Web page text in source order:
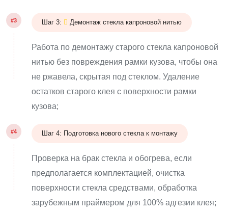
#3 Шаг 3: Демонтаж стекла капроновой нитью
Работа по демонтажу старого стекла капроновой
нитью без повреждения рамки кузова, чтобы она
не ржавела, скрытая под стеклом. Удаление
остатков старого клея с поверхности рамки
кузова;
#4 Шаг 4: Подготовка нового стекла к монтажу
Проверка на брак стекла и обогрева, если
предполагается комплектацией, очистка
поверхности стекла средствами, обработка
зарубежным праймером для 100% адгезии клея;